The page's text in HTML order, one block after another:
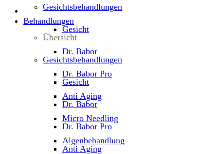
Gesichtsbehandlungen
Gesicht
Dr. Babor
Dr. Babor Pro
Anti Aging
Micro Needling
Algenbehandlung
Behandlungen
Übersicht
Gesichtsbehandlungen
Gesicht
Dr. Babor
Dr. Babor Pro
Anti Aging